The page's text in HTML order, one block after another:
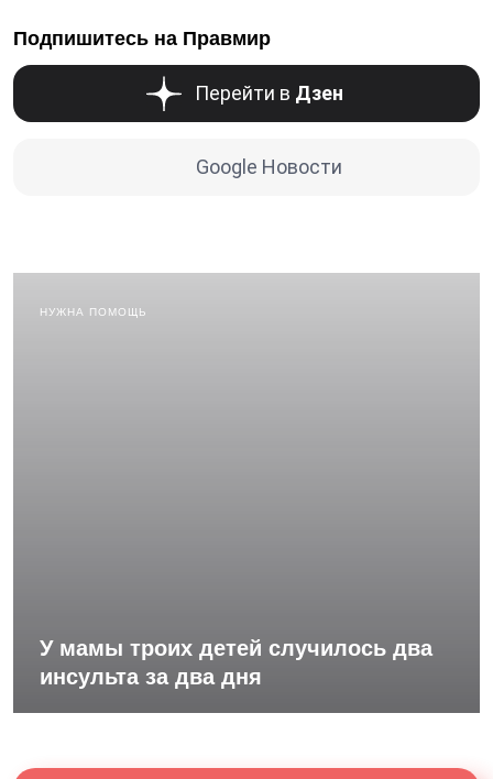
Подпишитесь на Правмир
Перейти в Дзен
Google Новости
НУЖНА ПОМОЩЬ
У мамы троих детей случилось два
инсульта за два дня